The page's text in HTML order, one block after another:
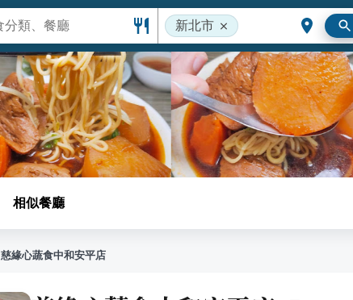
新北市
相似餐廳
慈緣心蔬食中和安平店